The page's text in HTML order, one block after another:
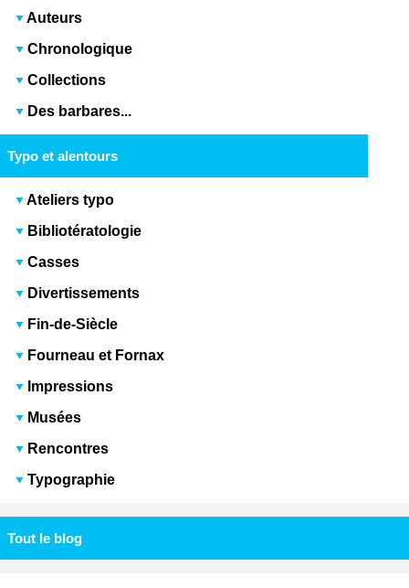
Auteurs
Chronologique
Collections
Des barbares...
Typo et alentours
Ateliers typo
Bibliotératologie
Casses
Divertissements
Fin-de-Siècle
Fourneau et Fornax
Impressions
Musées
Rencontres
Typographie
Tout le blog